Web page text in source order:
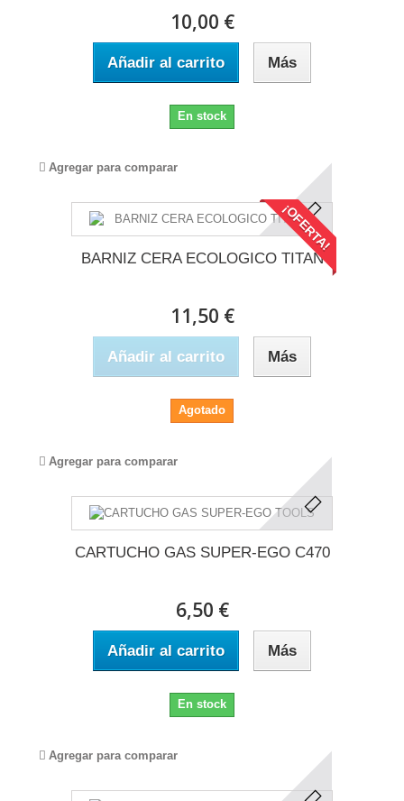
10,00 €
Añadir al carrito Más
En stock
Agregar para comparar
¡OFERTA!
BARNIZ CERA ECOLOGICO TITAN
11,50 €
Añadir al carrito Más
Agotado
Agregar para comparar
CARTUCHO GAS SUPER-EGO C470
6,50 €
Añadir al carrito Más
En stock
Agregar para comparar